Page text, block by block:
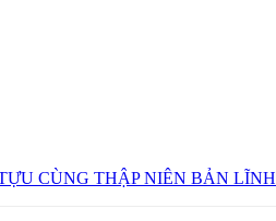
CÙNG THẬP NIÊN BẢN LĨNH